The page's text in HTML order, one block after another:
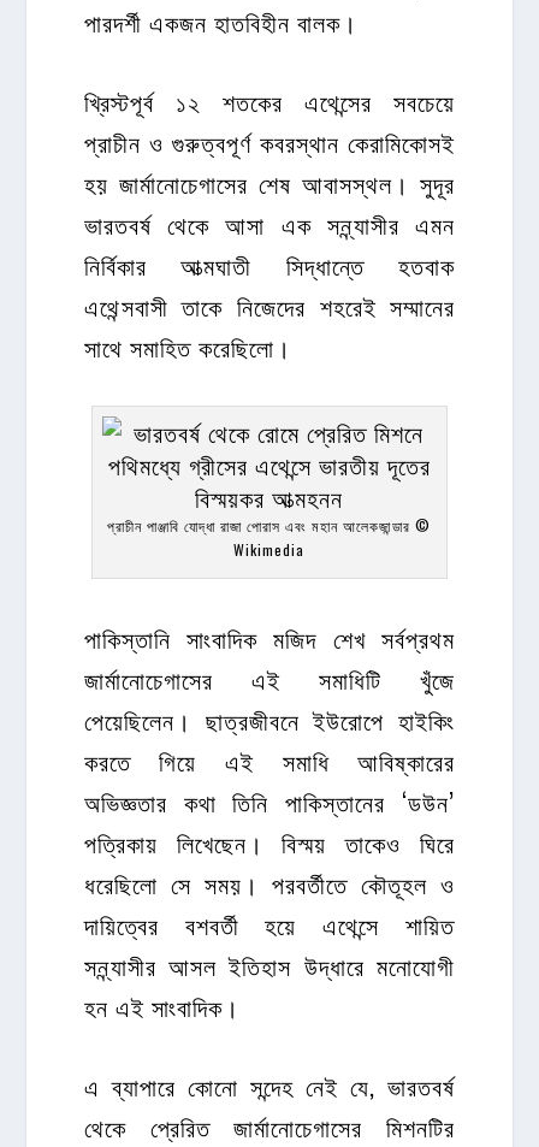
পারদর্শী একজন হাতবিহীন বালক।
খ্রিস্টপূর্ব ১২ শতকের এথেন্সের সবচেয়ে
প্রাচীন ও গুরুত্বপূর্ণ কবরস্থান কেরামিকোসই
হয় জার্মানোচেগাসের শেষ আবাসস্থল। সুদূর
ভারতবর্ষ থেকে আসা এক সন্ন্যাসীর এমন
নির্বিকার আত্মঘাতী সিদ্ধান্তে হতবাক
এথেন্সবাসী তাকে নিজেদের শহরেই সম্মানের
সাথে সমাহিত করেছিলো।
প্রাচীন পাঞ্জাবি যোদ্ধা রাজা পোরাস এবং মহান আলেকজান্ডার ©
Wikimedia
পাকিস্তানি সাংবাদিক মজিদ শেখ সর্বপ্রথম
জার্মানোচেগাসের এই সমাধিটি খুঁজে
পেয়েছিলেন। ছাত্রজীবনে ইউরোপে হাইকিং
করতে গিয়ে এই সমাধি আবিষ্কারের
অভিজ্ঞতার কথা তিনি পাকিস্তানের ‘ডউন’
পত্রিকায় লিখেছেন। বিস্ময় তাকেও ঘিরে
ধরেছিলো সে সময়। পরবর্তীতে কৌতূহল ও
দায়িত্বের বশবর্তী হয়ে এথেন্সে শায়িত
সন্ন্যাসীর আসল ইতিহাস উদ্ধারে মনোযোগী
হন এই সাংবাদিক।
এ ব্যাপারে কোনো সন্দেহ নেই যে, ভারতবর্ষ
থেকে প্রেরিত জার্মানোচেগাসের মিশনটির